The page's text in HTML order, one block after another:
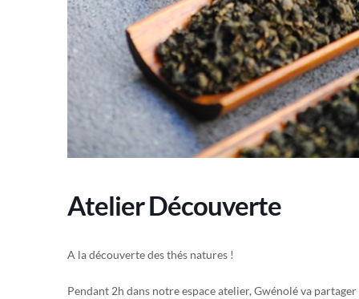
Atelier Découverte
A la découverte des thés natures !
Pendant 2h dans notre espace atelier, Gwénolé va partager